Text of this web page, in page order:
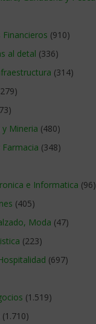
Financieros (910)
al detal (336)
(314)
Mineria (480)
(348)
e Informatica (96)
(405)
Moda (47)
(223)
(697)
(1.519)
(1.710)